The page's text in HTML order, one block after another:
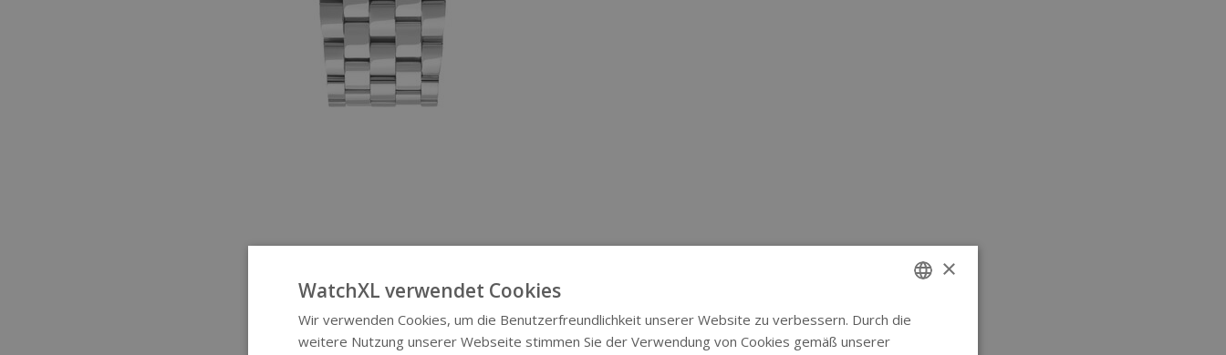
ENGLISH
×
WatchXL verwendet Cookies
Wir verwenden Cookies, um die Benutzerfreundlichkeit unserer Website zu verbessern. Durch die
weitere Nutzung unserer Webseite stimmen Sie der Verwendung von Cookies gemäß unserer